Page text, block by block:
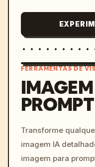
FERRAMENTAS DE
PROMPT
Transforme
imagem IA
imagem para